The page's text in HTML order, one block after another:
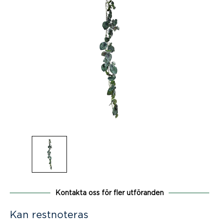
Kontakta oss för fler utföranden
Kan restnoteras